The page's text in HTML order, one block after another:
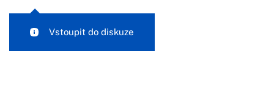
Vstoupit do diskuze